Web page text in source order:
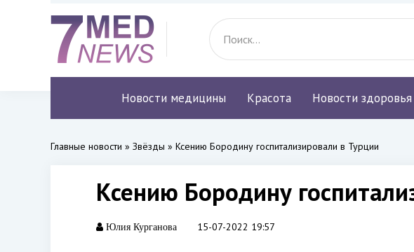
Новости медицины Красота Новости здоровья
Главные новости » Звёзды » Ксению Бородину госпитализировали в Турции
Ксению Бородину
Юлия Курганова 15-07-2022 19:57